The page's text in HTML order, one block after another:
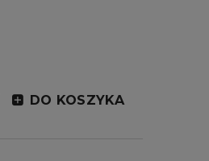
DO KOSZYKA